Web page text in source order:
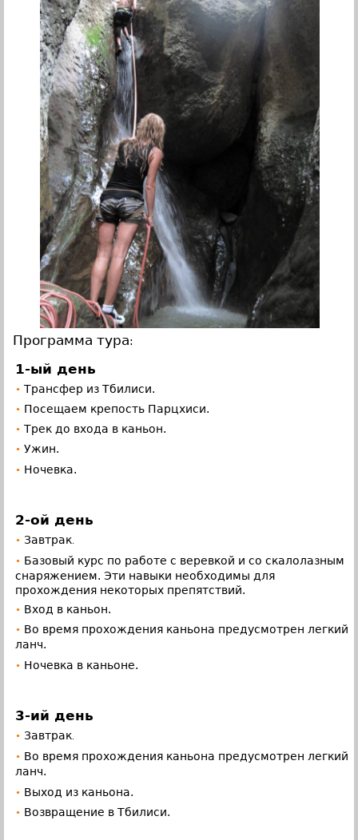
Программа тура:
1-ый день
• Трансфер из Тбилиси.
• Посещаем крепость Парцхиси.
• Трек до входа в каньон.
• Ужин.
• Ночевка.
2-ой день
• Завтрак
• Базовый курс по работе с веревкой и со скалолазным
снаряжением. Эти навыки необходимы для
прохождения некоторых препятствий.
• Вход в каньон.
• Во время прохождения каньона предусмотрен легкий
ланч.
• Ночевка в каньоне.
3-ий день
• Завтрак
• Во время прохождения каньона предусмотрен легкий
ланч.
• Выход из каньона.
• Возвращение в Тбилиси.